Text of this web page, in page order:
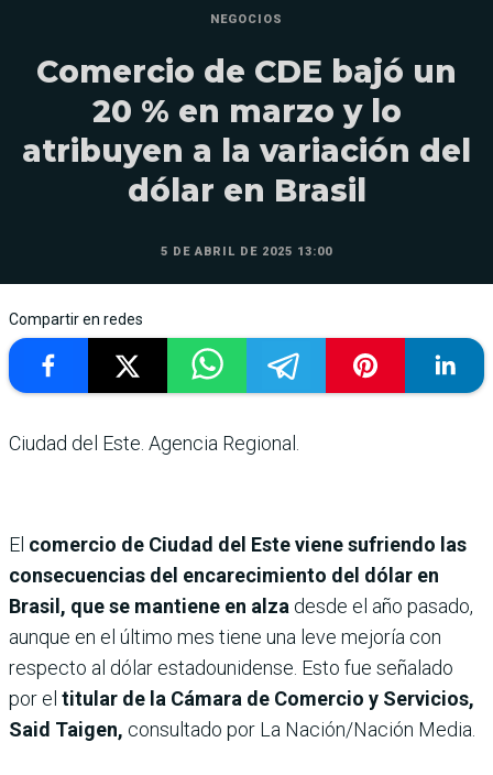
NEGOCIOS
Comercio de CDE bajó un
20 % en marzo y lo
atribuyen a la variación del
dólar en Brasil
5 DE ABRIL DE 2025 13:00
Compartir en redes
Ciudad del Este. Agencia Regional.
El comercio de Ciudad del Este viene sufriendo las
consecuencias del encarecimiento del dólar en
Brasil, que se mantiene en alza desde el año pasado,
aunque en el último mes tiene una leve mejoría con
respecto al dólar estadounidense. Esto fue señalado
por el titular de la Cámara de Comercio y Servicios,
Said Taigen, consultado por La Nación/Nación Media.